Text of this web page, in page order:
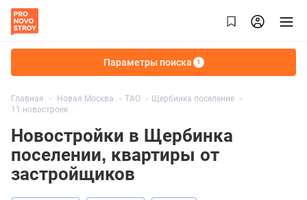
Параметры поиска 1
Главная Новая Москва ТАО
Щербинка поселение
11 новостроек
Новостройки в Щербинка
поселении, квартиры от
застройщиков